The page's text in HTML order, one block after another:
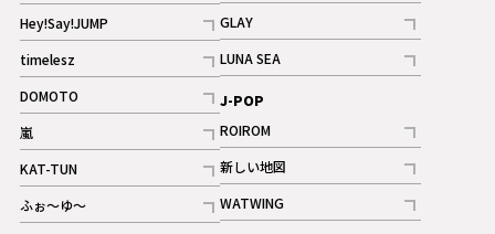
記事
ギャラリー
Hey!Say!JUMP
記事
timelesz
記事
DOMOTO
記事
嵐
記事
KAT-TUN
記事
ふぉ～ゆ～
記事
記事
GLAY
記事
LUNA SEA
記事
J-POP
ROIROM
記事
新しい地図
記事
WATWING
記事